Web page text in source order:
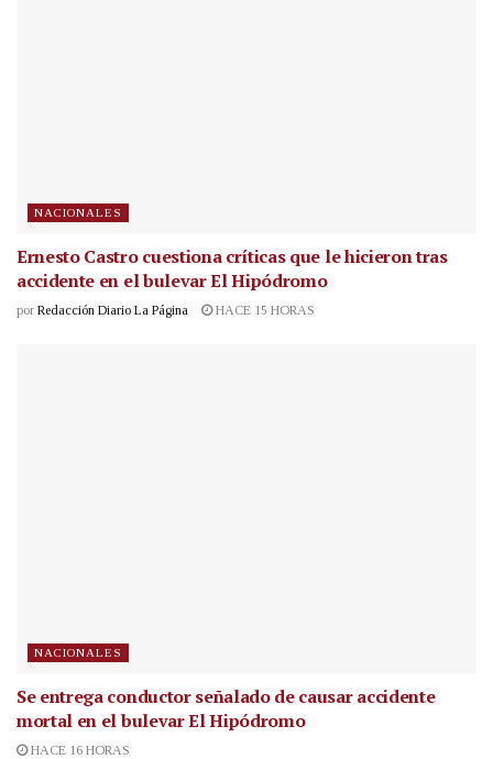
NACIONALES
Ernesto Castro cuestiona críticas que le hicieron tras
accidente en el bulevar El Hipódromo
por Redacción Diario La Página HACE 15 HORAS
NACIONALES
Se entrega conductor señalado de causar accidente
mortal en el bulevar El Hipódromo
HACE 16 HORAS